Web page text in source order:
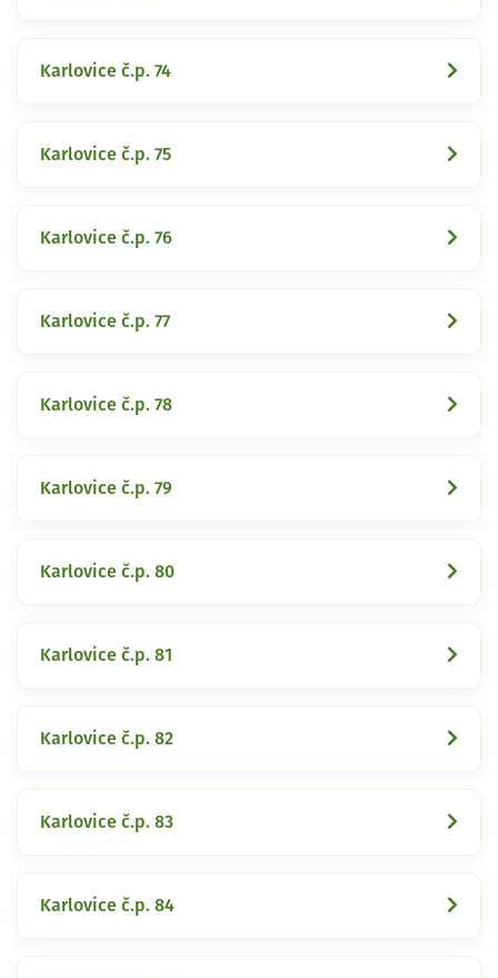
Karlovice č.p. 74
Karlovice č.p. 75
Karlovice č.p. 76
Karlovice č.p. 77
Karlovice č.p. 78
Karlovice č.p. 79
Karlovice č.p. 80
Karlovice č.p. 81
Karlovice č.p. 82
Karlovice č.p. 83
Karlovice č.p. 84